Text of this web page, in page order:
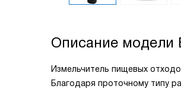
Описание модели
Измельчитель пищевых
Благодаря проточному типу